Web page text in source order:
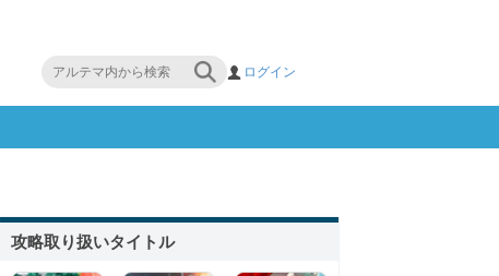
ログイン
攻略取り扱いタイトル